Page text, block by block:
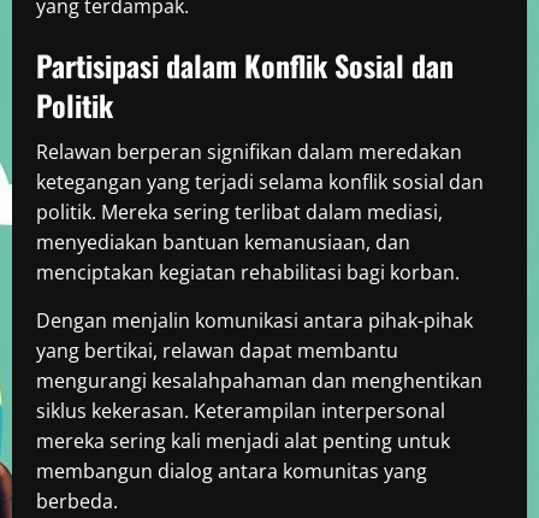
yang terdampak.
Partisipasi dalam Konflik Sosial dan
Politik
Relawan berperan signifikan dalam meredakan
ketegangan yang terjadi selama konflik sosial dan
politik. Mereka sering terlibat dalam mediasi,
menyediakan bantuan kemanusiaan, dan
menciptakan kegiatan rehabilitasi bagi korban.
Dengan menjalin komunikasi antara pihak-pihak
yang bertikai, relawan dapat membantu
mengurangi kesalahpahaman dan menghentikan
siklus kekerasan. Keterampilan interpersonal
mereka sering kali menjadi alat penting untuk
membangun dialog antara komunitas yang
berbeda.